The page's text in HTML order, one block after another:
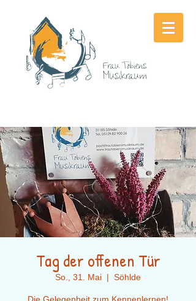
Tag der offenen Tür
So., 31. Mai
  |
Söhlde